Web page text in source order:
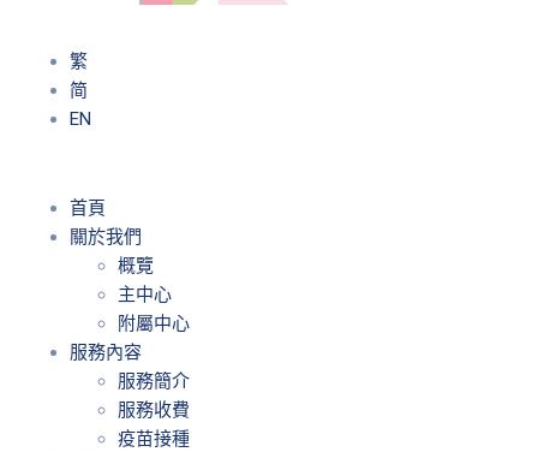
繁
简
EN
首頁
關於我們
概覽
主中心
附屬中心
服務內容
服務簡介
服務收費
疫苗接種